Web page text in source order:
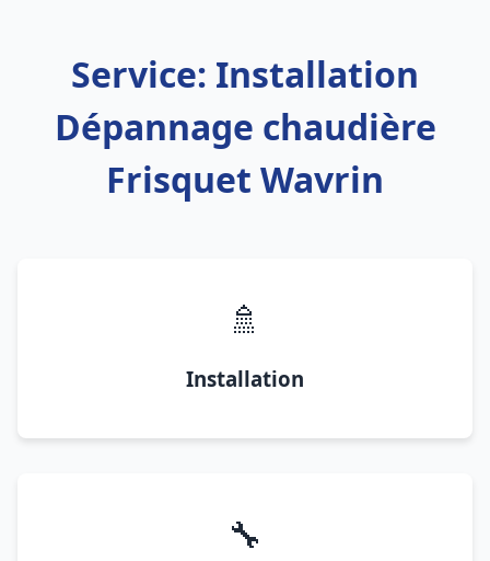
Service: Installation
Dépannage chaudière
Frisquet Wavrin
🚿
Installation
🔧